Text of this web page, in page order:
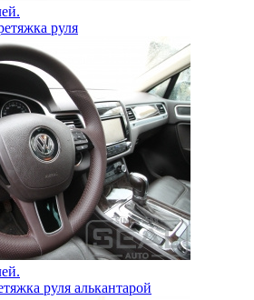
руля
руля алькантарой